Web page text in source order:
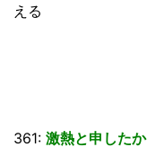
える
361: 激熱と申したか